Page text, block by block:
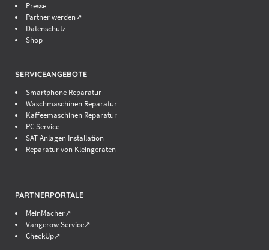
Presse
Partner werden↗
Datenschutz
Shop
SERVICEANGEBOTE
Smartphone Reparatur
Waschmaschinen Reparatur
Kaffeemaschinen Reparatur
PC Service
SAT Anlagen Installation
Reparatur von Kleingeräten
PARTNERPORTALE
MeinMacher↗
Vangerow Service↗
CheckUp↗